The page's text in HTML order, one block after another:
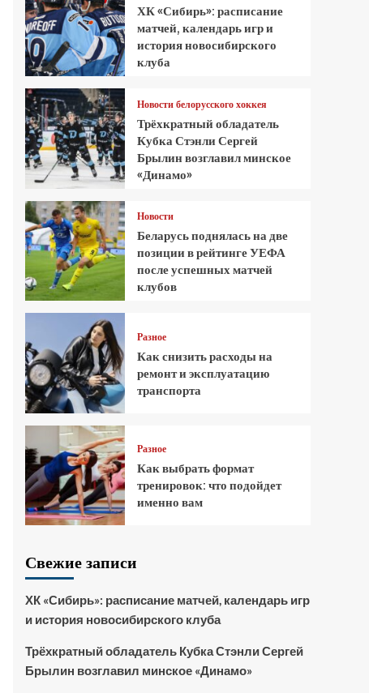
ХК «Сибирь»: расписание
матчей, календарь игр и
история новосибирского
клуба
Новости белорусского хоккея
Трёхкратный обладатель
Кубка Стэнли Сергей
Брылин возглавил минское
«Динамо»
Новости
Беларусь поднялась на две
позиции в рейтинге УЕФА
после успешных матчей
клубов
Разное
Как снизить расходы на
ремонт и эксплуатацию
транспорта
Разное
Как выбрать формат
тренировок: что подойдет
именно вам
Свежие записи
ХК «Сибирь»: расписание матчей, календарь игр
и история новосибирского клуба
Трёхкратный обладатель Кубка Стэнли Сергей
Брылин возглавил минское «Динамо»